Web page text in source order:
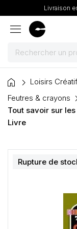
Livraison
menu
Peintures
Pinceaux &
Papiers
Cartons mousse
home Loisirs
Feutres & crayons
Tout savoir sur
Livre
Rupture de